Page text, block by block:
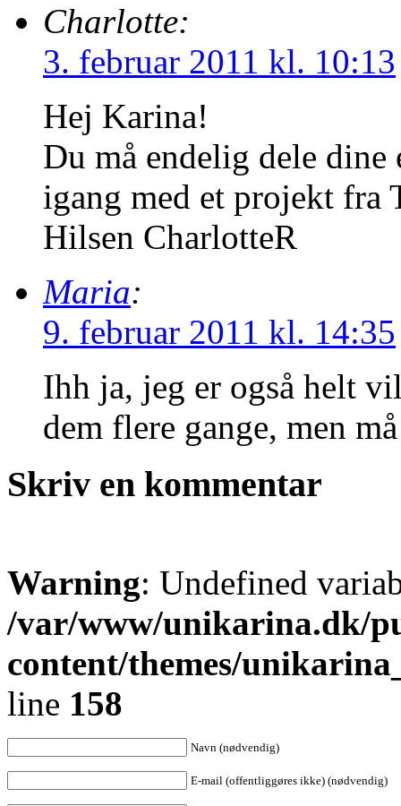
Charlotte:
3. februar 2011 kl. 10:13
Hej Karina!
Du må endelig dele
igang med et projekt fra
Hilsen CharlotteR
Maria:
9. februar 2011 kl. 14:35
Ihh ja, jeg er også helt
dem flere gange, men
Skriv en kommentar
Warning: Undefined
/var/www/unikarina.dk/
content/themes/
line 158
Navn (nødvendig)
E-mail (offentliggøres ikke) (nødvendig)